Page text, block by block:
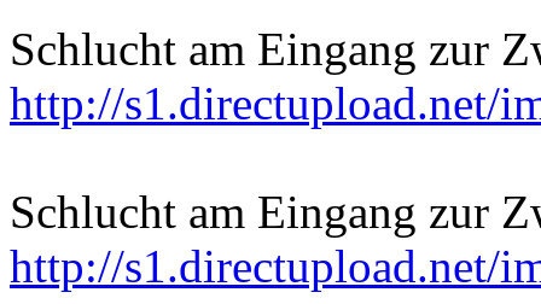
Schlucht am Eingang zur
http://s1.directupload.net/
Schlucht am Eingang zur
http://s1.directupload.net/